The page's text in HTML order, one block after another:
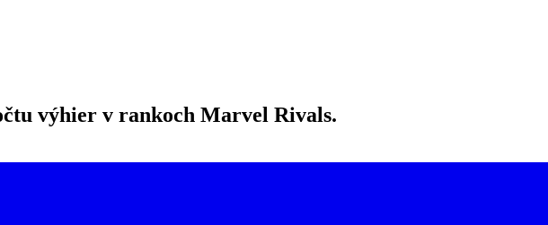
výhier v rankoch Marvel Rivals.